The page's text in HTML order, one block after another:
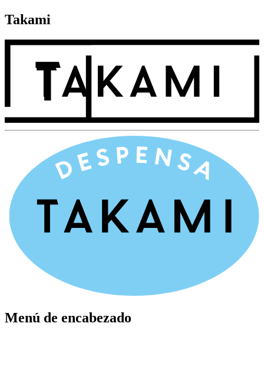
Takami
Menú de encabezado